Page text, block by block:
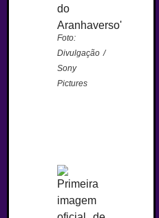
Foto:
Divulgação /
Sony
Pictures